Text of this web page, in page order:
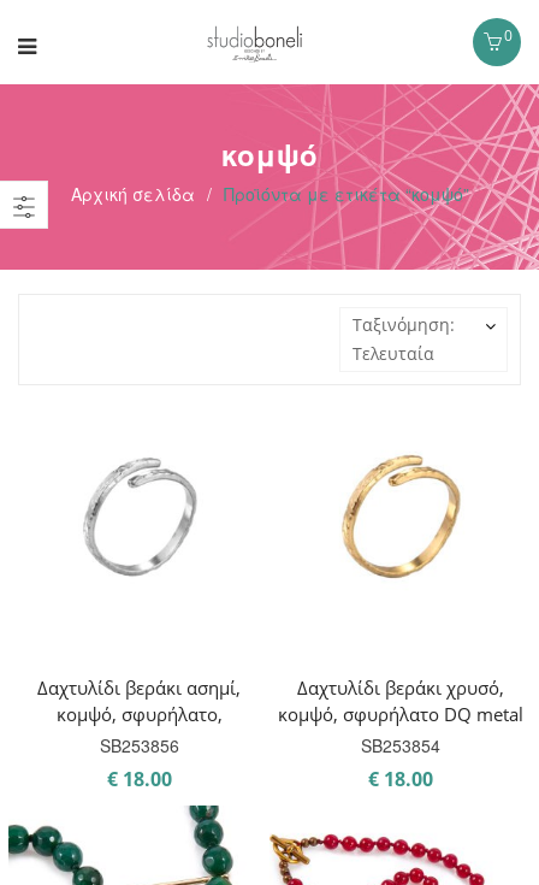
0
κομψό
Αρχική σελίδα / Προϊόντα με ετικέτα “κομψό”
Ταξινόμηση:
Τελευταία
Δαχτυλίδι βεράκι ασημί,
κομψό, σφυρήλατο,
SB253856
€18.00
Δαχτυλίδι βεράκι χρυσό,
κομψό, σφυρήλατο DQ metal
SB253854
€18.00